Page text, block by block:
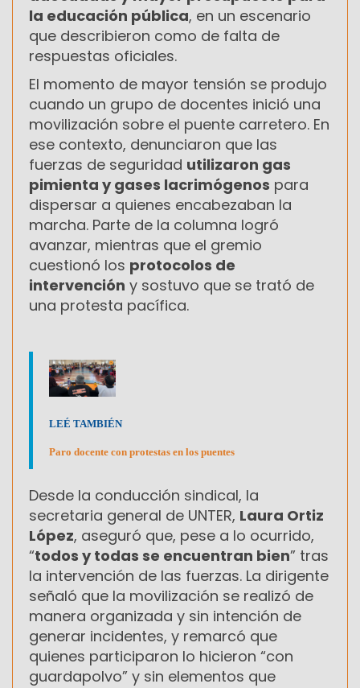
la educación pública, en un escenario
que describieron como de falta de
respuestas oficiales.
El momento de mayor tensión se produjo
cuando un grupo de docentes inició una
movilización sobre el puente carretero. En
ese contexto, denunciaron que las
fuerzas de seguridad utilizaron gas
pimienta y gases lacrimógenos para
dispersar a quienes encabezaban la
marcha. Parte de la columna logró
avanzar, mientras que el gremio
cuestionó los protocolos de
intervención y sostuvo que se trató de
una protesta pacífica.
LEÉ TAMBIÉN
Paro docente con protestas en los puentes
Desde la conducción sindical, la
secretaria general de UNTER, Laura Ortiz
López, aseguró que, pese a lo ocurrido,
“todos y todas se encuentran bien” tras
la intervención de las fuerzas. La dirigente
señaló que la movilización se realizó de
manera organizada y sin intención de
generar incidentes, y remarcó que
quienes participaron lo hicieron “con
guardapolvo” y sin elementos que